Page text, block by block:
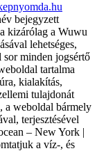
bejegyzett
kizárólag a Wuwu
lehetséges,
sor minden jogsértő
tartalma
kialakítás,
tulajdonát
a weboldal bármely
terjesztésével
– New York |
a víz-, és